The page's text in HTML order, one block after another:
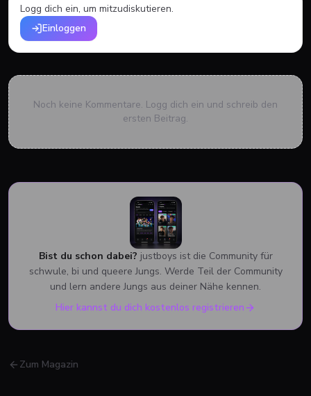
Logg dich ein, um mitzudiskutieren.
Einloggen
Noch keine Kommentare. Logg dich ein und schreib den
ersten Beitrag.
Bist du schon dabei? justboys ist die Community für
schwule, bi und queere Jungs. Werde Teil der Community
und lern andere Jungs aus deiner Nähe kennen.
Hier kannst du dich kostenlos registrieren
Zum Magazin